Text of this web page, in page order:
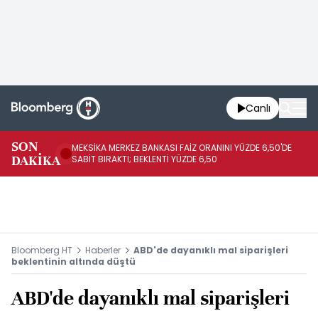
Canlı
SON
DAKİKA
MEKSİKA MERKEZ BANKASI FAİZ ORANINI YÜZDE 6,50'DE
SABİT BIRAKTI; BEKLENTİ YÜZDE 6,50
Bloomberg HT Haberler
ABD'de dayanıklı mal siparişleri
beklentinin altında düştü
ABD'de dayanıklı mal siparişleri